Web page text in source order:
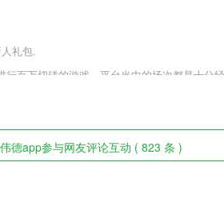
礼包.
行百万切磋的游戏，平台当中的场次都是十分
己的技巧，让你成为比赛大神。
改版，扁平化设计简洁直观，观看体验高大上
德app参与网友评论互动 ( 823 条 )